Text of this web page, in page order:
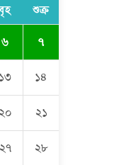
ওসি
হামিদুর
শুক্র
৬ ৭
১৩ ১৪
২০ ২১
২৭ ২৮